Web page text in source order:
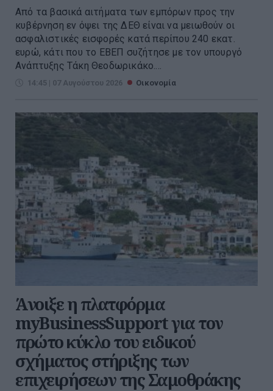
Από τα βασικά αιτήματα των εμπόρων προς την
κυβέρνηση εν όψει της ΔΕΘ είναι να μειωθούν οι
ασφαλιστικές εισφορές κατά περίπου 240 εκατ.
ευρώ, κάτι που το ΕΒΕΠ συζήτησε με τον υπουργό
Ανάπτυξης Τάκη Θεοδωρικάκο....
14:45 | 07 Αυγούστου 2026 Οικονομία
Άνοιξε η πλατφόρμα
myBusinessSupport για τον
πρώτο κύκλο του ειδικού
σχήματος στήριξης των
επιχειρήσεων της Σαμοθράκης